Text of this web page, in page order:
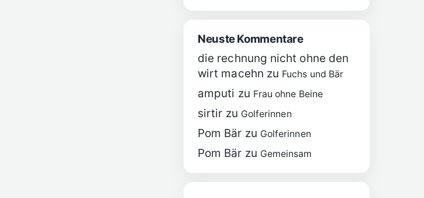
Neuste Kommentare
die rechnung nicht ohne den
wirt macehn zu Fuchs und Bär
amputi zu Frau ohne Beine
sirtir zu Golferinnen
Pom Bär zu Golferinnen
Pom Bär zu Gemeinsam